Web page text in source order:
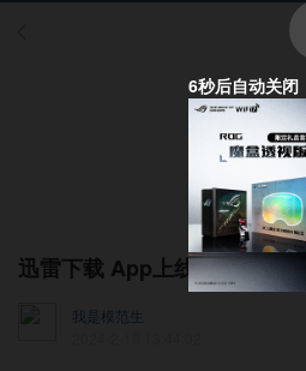
迅雷下载 App上线[ App套件应用 ]
我是模范生
6秒后自动关闭